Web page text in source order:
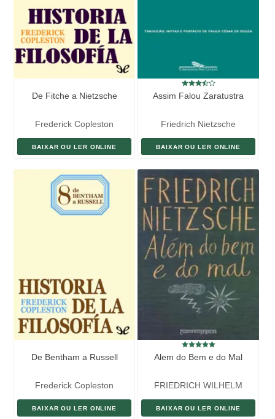
De Fitche a Nietzsche
Frederick Copleston
BAIXAR OU LER ONLINE
Assim Falou Zaratustra
Friedrich Nietzsche
BAIXAR OU LER ONLINE
De Bentham a Russell
Frederick Copleston
BAIXAR OU LER ONLINE
Alem do Bem e do Mal
FRIEDRICH WILHELM
BAIXAR OU LER ONLINE